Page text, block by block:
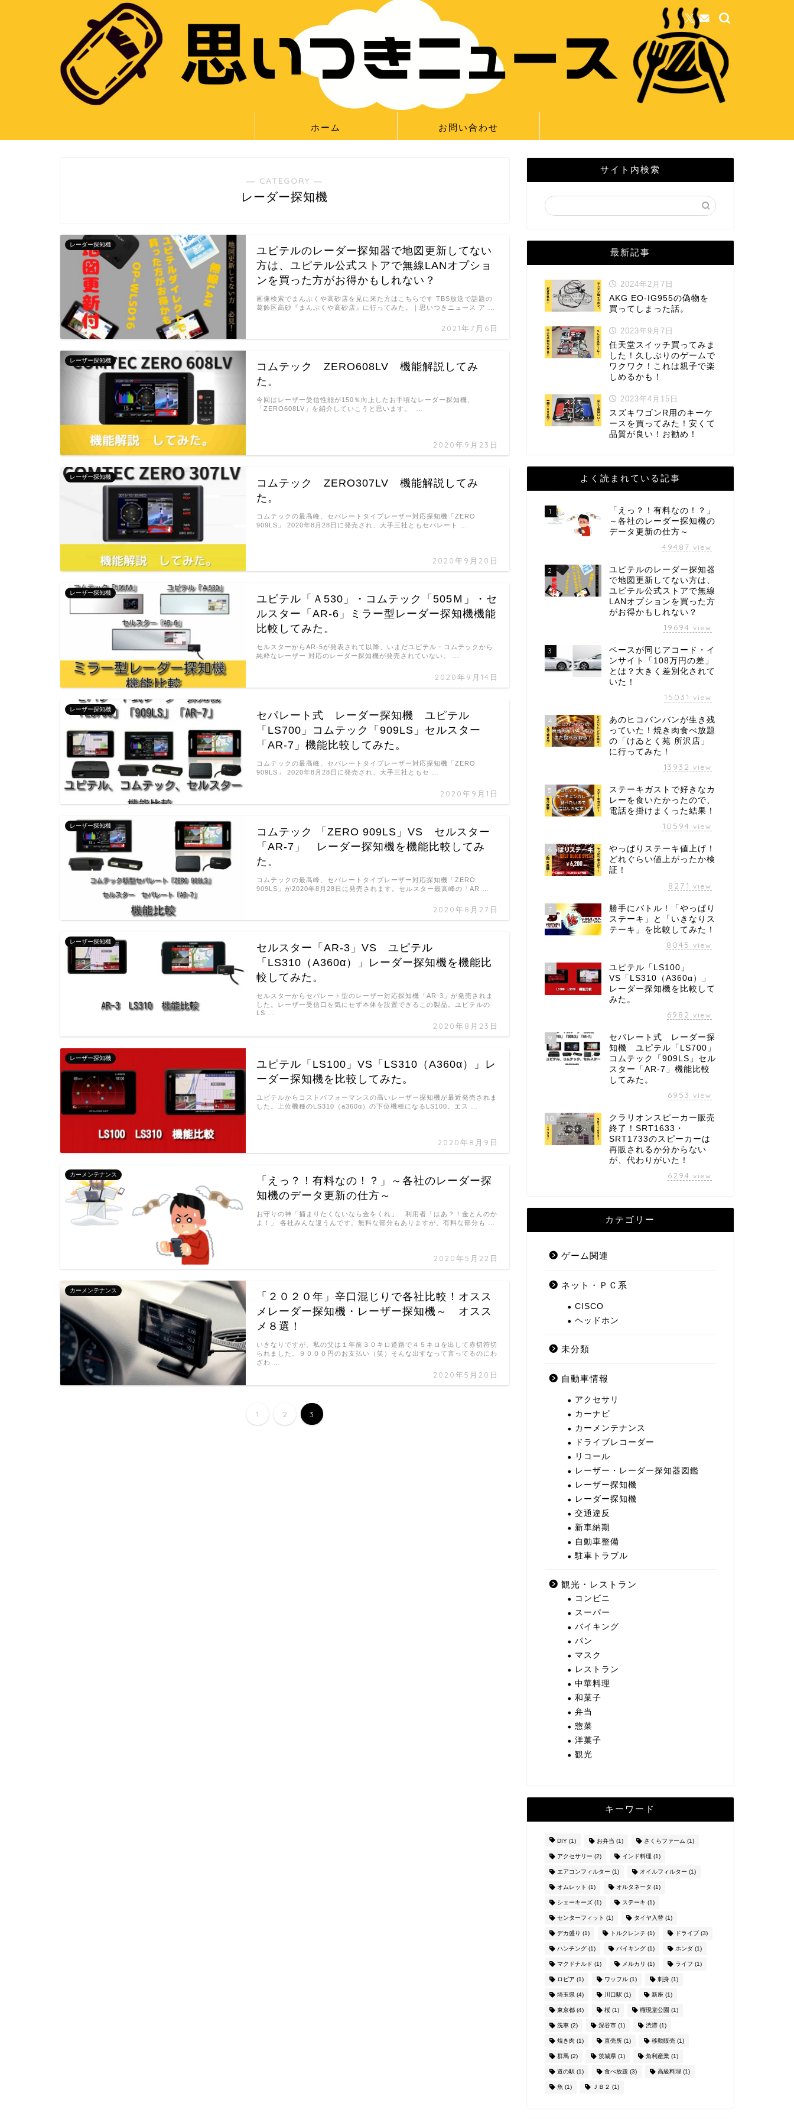
ホーム お問い合わせ
― CATEGORY ―
レーダー探知機
レーダー探知機
ユピテルのレーダー探知器で地図更新してない
方は、ユピテル公式ストアで無線LANオプショ
ンを買った方がお得かもしれない？
2021年7月6日
画像検索でまんぷくや高砂店を見に来た方はこちらです TBS放送で話題の
葛飾区高砂『まんぷくや高砂店』に行ってみた。｜思いつきニュース ア …
レーザー探知機
コムテック ZERO608LV 機能解説してみ
た。
2020年9月23日
今回はレーザー受信性能が150％向上したお手頃なレーダー探知機、
「ZERO608LV」を紹介していこうと思います。 …
レーザー探知機
コムテック ZERO307LV 機能解説してみ
た。
2020年9月20日
コムテックの最高峰、セパレートタイプレーザー対応探知機「ZERO
909LS」 2020年8月28日に発売され、大手三社ともセパレート …
レーザー探知機
ユピテル「Ａ530」・コムテック「505Ｍ」・セ
ルスター「AR-6」ミラー型レーダー探知機機能
比較してみた。
2020年9月14日
セルスターからAR-5が発表されて以降、いまだユピテル・コムテックから
純粋なレーザー 対応のレーダー探知機が発売されていない。 …
レーザー探知機
セパレート式 レーダー探知機 ユピテル
「LS700」コムテック「909LS」セルスター
「AR-7」機能比較してみた。
2020年9月1日
コムテックの最高峰、セパレートタイプレーザー対応探知機「ZERO
909LS」 2020年8月28日に発売され、大手三社ともセ …
レーザー探知機
コムテック 「ZERO 909LS」VS セルスター
「AR-7」 レーダー探知機を機能比較してみ
た。
2020年8月27日
コムテックの最高峰、セパレートタイプレーザー対応探知機「ZERO
909LS」が2020年8月28日に発売されます。セルスター最高峰の「AR …
レーザー探知機
セルスター「AR-3」VS ユピテル
「LS310（A360α）」レーダー探知機を機能比
較してみた。
2020年8月23日
セルスターからセパレート型のレーザー対応探知機「AR-3」が発売されま
した。レーザー受信口を気にせず本体を設置できるこの製品。ユピテルの
LS …
レーザー探知機
ユピテル「LS100」VS「LS310（A360α）」レ
ーダー探知機を比較してみた。
2020年8月9日
ユピテルからコストパフォーマンスの高いレーザー探知機が最近発売されま
した。上位機種のLS310（a360α）の下位機種になるLS100。エス …
カーメンテナンス
「えっ？！有料なの！？」～各社のレーダー探
知機のデータ更新の仕方～
2020年5月22日
お守りの神「捕まりたくないなら金をくれ」 利用者「はあ？！金とんのか
よ！」 各社みんな違うんです。無料な部分もありますが、有料な部分も …
カーメンテナンス
「２０２０年」辛口混じりで各社比較！オスス
メレーダー探知機・レーザー探知機～ オスス
メ８選！
2020年5月20日
いきなりですが、私の父は１年前３０キロ道路で４５キロを出して赤切符切
られました。９０００円のお支払い（笑）そんな出すなって言ってるのにわ
ざわ …
1 2 3
サイト内検索
最新記事
2024年2月7日
AKG EO-IG955の偽物を
買ってしまった話。
2023年9月7日
任天堂スイッチ買ってみま
した！久しぶりのゲームで
ワクワク！これは親子で楽
しめるかも！
2023年4月15日
スズキワゴンR用のキーケ
ースを買ってみた！安くて
品質が良い！お勧め！
よく読まれている記事
1
「えっ？！有料なの！？」
～各社のレーダー探知機の
データ更新の仕方～
49487 view
2
ユピテルのレーダー探知器
で地図更新してない方は、
ユピテル公式ストアで無線
LANオプションを買った方
がお得かもしれない？
19694 view
3
ベースが同じアコード・イ
ンサイト「108万円の差」
とは？大きく差別化されて
いた！
15031 view
4
あのヒコバンバンが生き残
っていた！焼き肉食べ放題
の「けゐとく苑 所沢店」
に行ってみた！
13932 view
5
ステーキガストで好きなカ
レーを食いたかったので、
電話を掛けまくった結果！
10594 view
6
やっぱりステーキ値上げ！
どれぐらい値上がったか検
証！
8271 view
7
勝手にバトル！「やっぱり
ステーキ」と「いきなりス
テーキ」を比較してみた！
8045 view
8
ユピテル「LS100」
VS「LS310（A360α）」
レーダー探知機を比較して
みた。
6982 view
9
セパレート式 レーダー探
知機 ユピテル「LS700」
コムテック「909LS」セル
スター「AR-7」機能比較
してみた。
6953 view
10
クラリオンスピーカー販売
終了！SRT1633・
SRT1733のスピーカーは
再販されるか分からない
が、代わりがいた！
6294 view
カテゴリー
ゲーム関連
ネット・ＰＣ系
CISCO
ヘッドホン
未分類
自動車情報
アクセサリ
カーナビ
カーメンテナンス
ドライブレコーダー
リコール
レーザー・レーダー探知器図鑑
レーザー探知機
レーダー探知機
交通違反
新車納期
自動車整備
駐車トラブル
観光・レストラン
コンビニ
スーパー
バイキング
パン
マスク
レストラン
中華料理
和菓子
弁当
惣菜
洋菓子
観光
キーワード
DIY(1) お弁当 (1) さくらファーム (1)
アクセサリー (2) インド料理 (1)
エアコンフィルター (1) オイルフィルター (1)
オムレット (1) オルタネータ (1)
シェーキーズ(1) ステーキ (1)
センターフィット (1) タイヤ入替(1)
デカ盛り (1) トルクレンチ(1) ドライブ(3)
ハンチング(1) バイキング(1) ホンダ(1)
マクドナルド (1) メルカリ (1) ライフ (1)
ロピア (1) ワッフル(1) 刺身(1)
埼玉県(4) 川口駅 (1) 新座(1)
東京都(4) 桜(1) 権現堂公園 (1)
洗車(2) 深谷市(1) 渋滞(1)
焼き肉 (1) 直売所(1) 移動販売(1)
群馬(2) 茨城県(1) 角利産業(1)
道の駅 (1) 食べ放題 (3) 高級料理 (1)
魚 (1) ＪＢ２ (1)